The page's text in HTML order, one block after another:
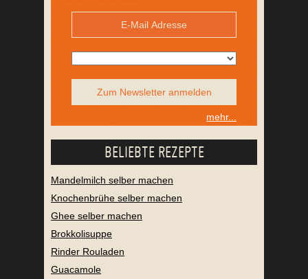
Zum Newsletter anmelden
mehr...
BELIEBTE REZEPTE
Mandelmilch selber machen
Knochenbrühe selber machen
Ghee selber machen
Brokkolisuppe
Rinder Rouladen
Guacamole